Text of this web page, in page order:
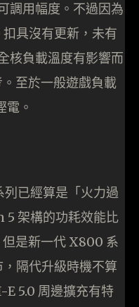
調用幅度。不過因為
具沒有更新，未有
核負載溫度有影響而
至於一般遊戲負載
。
已經算是「火力過
5 架構的功耗效能比
是新一代 X800 系
隔代升級時機不算
E 5.0 周邊擴充有特